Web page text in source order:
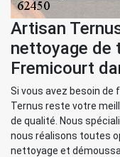
Artisan
nettoyage de
Fremicourt
Si vous avez besoin
Ternus reste votre
de qualité. Nous
nous réalisons toutes
nettoyage et